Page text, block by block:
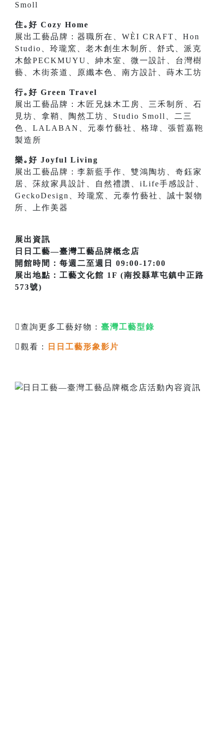
Smoll
住｡好 Cozy Home
展出工藝品牌：器職所在、WÈI CRAFT、Hon
Studio、玲瓏窯、老木創生木制所、舒式、派克
木餘PECKMUYU、紳木室、微一設計、台灣樹
藝、木街茶道、原纖本色、南方設計、蒔木工坊
行｡好 Green Travel
展出工藝品牌：木匠兄妹木工房、三禾制所、石
見坊、拿鞘、陶然工坊、Studio Smoll、二三
色、LALABAN、元泰竹藝社、格瑋、張哲嘉鞄
製造所
樂｡好 Joyful Living
展出工藝品牌：李新藍手作、雙鴻陶坊、奇鈺家
居、莯紋家具設計、自然禮讚、iLife手感設計、
GeckoDesign、玲瓏窯、元泰竹藝社、誠十製物
所、上作美器
展出資訊
日日工藝—臺灣工藝品牌概念店
開館時間：每週二至週日 09:00-17:00
展出地點：工藝文化館 1F (南投縣草屯鎮中正路
573號)
查詢更多工藝好物： 臺灣工藝型錄
觀看： 日日工藝形象影片